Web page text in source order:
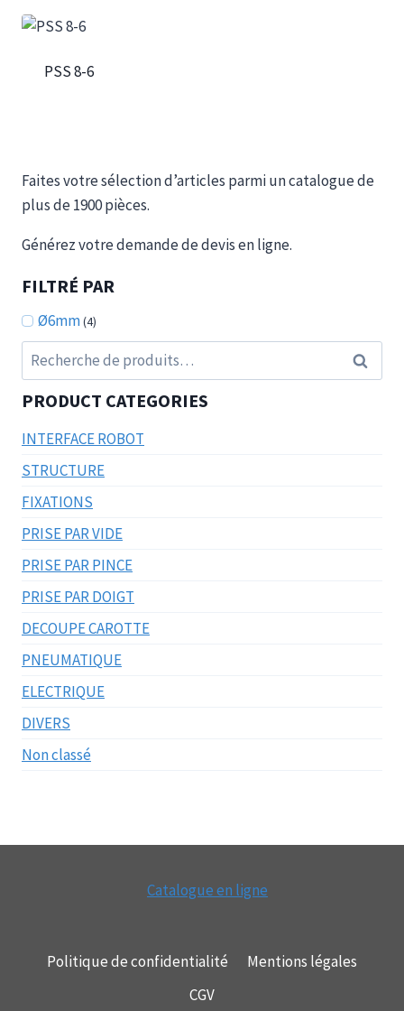
PSS 8-6
Faites votre sélection d’articles parmi un catalogue de
plus de 1900 pièces.
Générez votre demande de devis en ligne.
FILTRÉ PAR
Ø6mm(4)
Recherche
pour :
PRODUCT CATEGORIES
INTERFACE ROBOT
STRUCTURE
FIXATIONS
PRISE PAR VIDE
PRISE PAR PINCE
PRISE PAR DOIGT
DECOUPE CAROTTE
PNEUMATIQUE
ELECTRIQUE
DIVERS
Non classé
Catalogue en ligne
Politique de confidentialité
Mentions légales
CGV